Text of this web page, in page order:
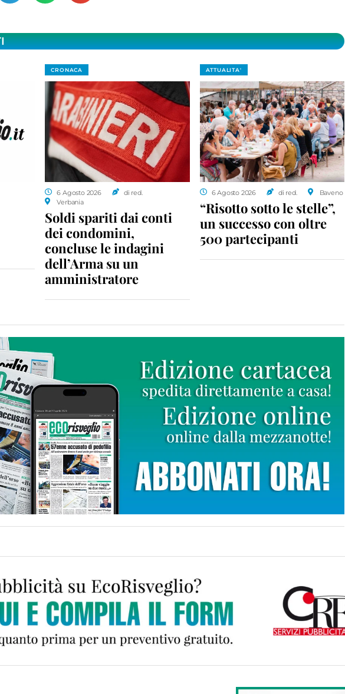
CRONACA
6 Agosto 2026
di red.
Verbania
Soldi spariti dai conti
dei condomini,
concluse le indagini
dell’Arma su un
amministratore
ATTUALITA'
6 Agosto 2026 di red. Baveno
“Risotto sotto le stelle”,
un successo con oltre
500 partecipanti